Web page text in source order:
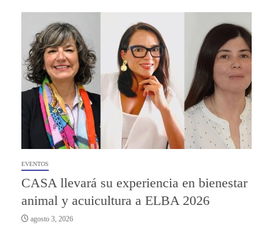
EVENTOS
CASA llevará su experiencia en bienestar
animal y acuicultura a ELBA 2026
agosto 3, 2026